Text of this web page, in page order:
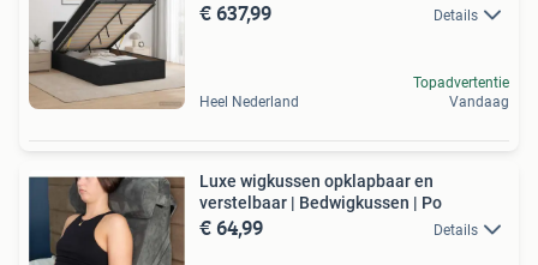
€ 637,99 Details
Heel Nederland
Topadvertentie
Vandaag
Luxe wigkussen opklapbaar en
verstelbaar | Bedwigkussen | Po
€ 64,99 Details